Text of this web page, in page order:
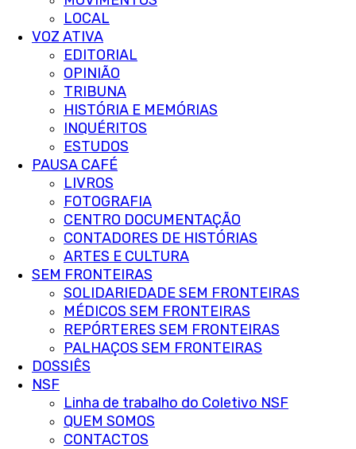
LOCAL
VOZ ATIVA
EDITORIAL
OPINIÃO
TRIBUNA
HISTÓRIA E MEMÓRIAS
INQUÉRITOS
ESTUDOS
PAUSA CAFÉ
LIVROS
FOTOGRAFIA
CENTRO DOCUMENTAÇÃO
CONTADORES DE HISTÓRIAS
ARTES E CULTURA
SEM FRONTEIRAS
SOLIDARIEDADE SEM FRONTEIRAS
MÉDICOS SEM FRONTEIRAS
REPÓRTERES SEM FRONTEIRAS
PALHAÇOS SEM FRONTEIRAS
DOSSIÊS
NSF
Linha de trabalho do Coletivo NSF
QUEM SOMOS
CONTACTOS